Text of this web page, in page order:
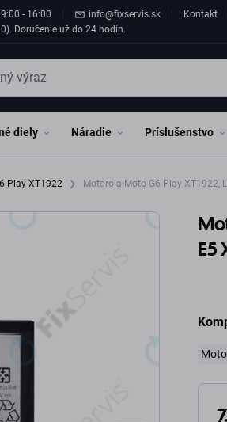
- 16:00 info@fixservis.sk
Kontakt
Doručenie už do 24 hodín.
diely Náradie Príslušenstvo
Play XT1922 Motorola Moto G6 Play XT1922,
E5